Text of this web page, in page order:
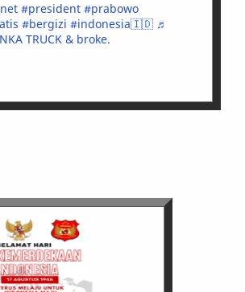
#president #prabowo
#bergizi #indonesia🇮🇩 ♬
TRUCK & broke.